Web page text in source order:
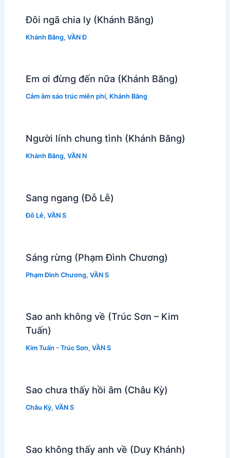
Đôi ngã chia ly (Khánh Băng)
Khánh Băng, VẦN Đ
Em ơi đừng đến nữa (Khánh Băng)
Cảm âm sáo trúc miễn phí, Khánh Băng
Người lính chung tình (Khánh Băng)
Khánh Băng, VẦN N
Sang ngang (Đỗ Lễ)
Đỗ Lễ, VẦN S
Sáng rừng (Phạm Đình Chương)
Phạm Đình Chương, VẦN S
Sao anh không về (Trúc Sơn – Kim
Tuấn)
Kim Tuấn - Trúc Sơn, VẦN S
Sao chưa thấy hồi âm (Châu Kỳ)
Châu Kỳ, VẦN S
Sao không thấy anh về (Duy Khánh)